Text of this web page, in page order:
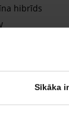
Sīkāka
hibrīds